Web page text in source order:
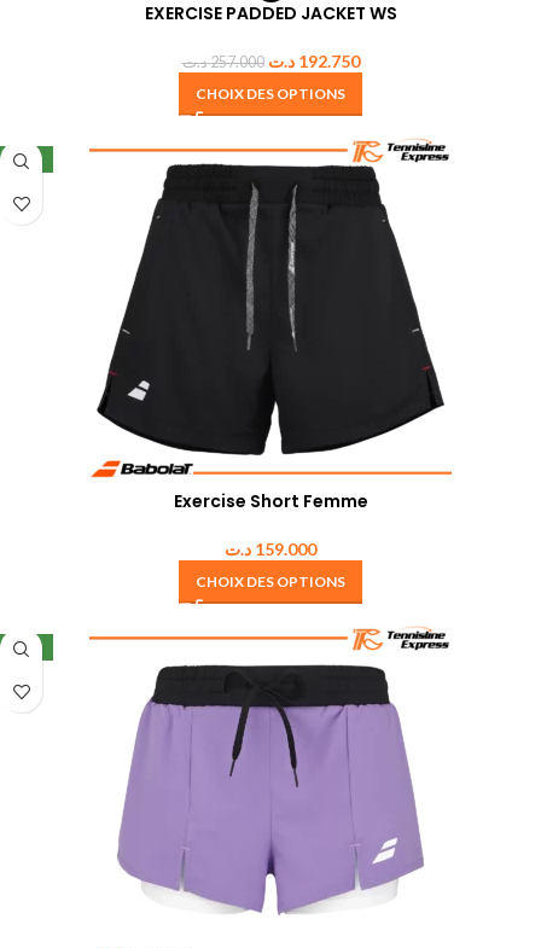
EXERCISE PADDED JACKET WS
257.000د.ت 192.750 د.ت
CHOIX DES OPTIONS
NEW
Exercise Short Femme
159.000 د.ت
CHOIX DES OPTIONS
NEW